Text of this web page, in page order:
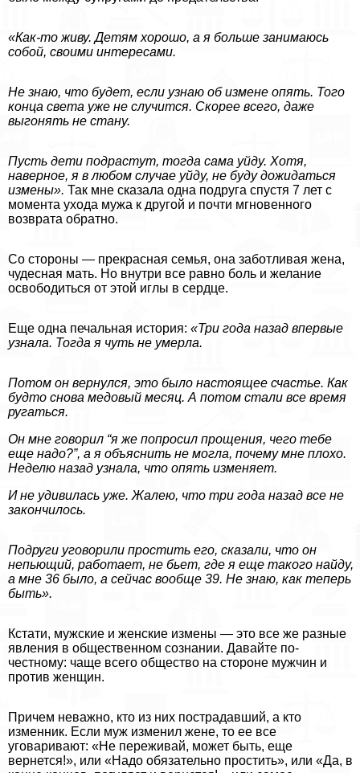
«Как-то живу. Детям хорошо, а я больше занимаюсь
собой, своими интересами.
Не знаю, что будет, если узнаю об измене опять. Того
конца света уже не случится. Скорее всего, даже
выгонять не стану.
Пусть дети подрастут, тогда сама уйду. Хотя,
наверное, я в любом случае уйду, не буду дожидаться
измены». Так мне сказала одна подруга спустя 7 лет с
момента ухода мужа к другой и почти мгновенного
возврата обратно.
Со стороны — прекрасная семья, она заботливая жена,
чудесная мать. Но внутри все равно боль и желание
освободиться от этой иглы в сердце.
Еще одна печальная история: «Три года назад впервые
узнала. Тогда я чуть не умерла.
Потом он вернулся, это было настоящее счастье. Как
будто снова медовый месяц. А потом стали все время
ругаться.
Он мне говорил “я же попросил прощения, чего тебе
еще надо?”, а я объяснить не могла, почему мне плохо.
Неделю назад узнала, что опять изменяет.
И не удивилась уже. Жалею, что три года назад все не
закончилось.
Подруги уговорили простить его, сказали, что он
непьющий, работает, не бьет, где я еще такого найду,
а мне 36 было, а сейчас вообще 39. Не знаю, как теперь
быть».
Кстати, мужские и женские измены — это все же разные
явления в общественном сознании. Давайте по-
честному: чаще всего общество на стороне мужчин и
против женщин.
Причем неважно, кто из них пострадавший, а кто
изменник. Если муж изменил жене, то ее все
уговаривают: «Не переживай, может быть, еще
вернется!», или «Надо обязательно простить», или «Да, в